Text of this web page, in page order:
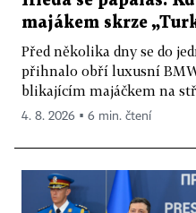
majákem skrze
Před několika dny se do
přihnalo obří luxusní
blikajícím majáčkem na
4. 8. 2026 ▪ 6 min. čtení